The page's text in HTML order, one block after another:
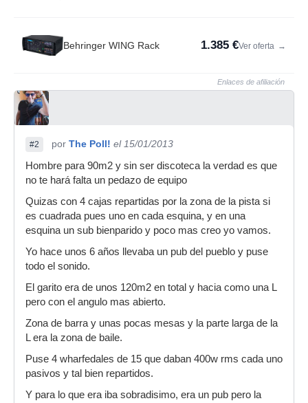
Behringer WING Rack 1.385 €Ver oferta →
Enlaces de afiliación
#2 por The Poll! el 15/01/2013
Hombre para 90m2 y sin ser discoteca la verdad es que
no te hará falta un pedazo de equipo
Quizas con 4 cajas repartidas por la zona de la pista si
es cuadrada pues uno en cada esquina, y en una
esquina un sub bienparido y poco mas creo yo vamos.
Yo hace unos 6 años llevaba un pub del pueblo y puse
todo el sonido.
El garito era de unos 120m2 en total y hacia como una L
pero con el angulo mas abierto.
Zona de barra y unas pocas mesas y la parte larga de la
L era la zona de baile.
Puse 4 wharfedales de 15 que daban 400w rms cada uno
pasivos y tal bien repartidos.
Y para lo que era iba sobradisimo, era un pub pero la